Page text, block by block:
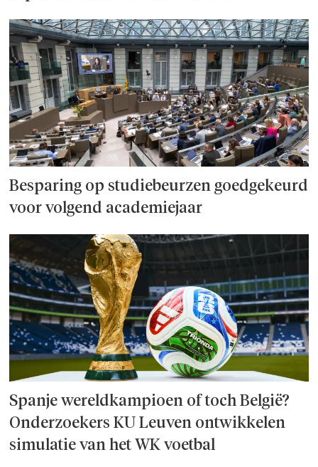
Besparing op studie­beurzen goed­ge­keurd
voor volgend academiejaar
Spanje wereld­kampioen of toch België?
Onderzoek­ers KU Leuven ontwikkelen
simulatie van het WK voetbal